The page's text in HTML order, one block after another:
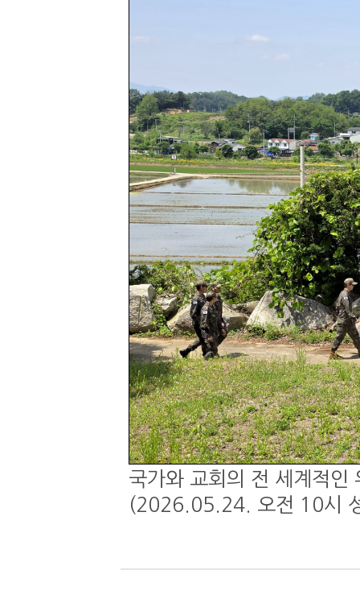
국가와 교회의 전 세계적인
(2026.05.24. 오전 10시